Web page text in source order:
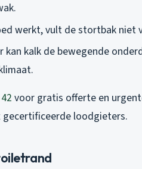
werkt, vult de stortbak niet
kan kalk de bewegende
voor gratis offerte en
loodgieters.